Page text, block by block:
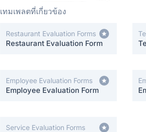
เทมเพลตที่เกี่ยวข้อง
Restaurant Evaluation Forms
Restaurant Evaluation Form
Employee Evaluation Forms
Employee Evaluation Form
Service Evaluation Forms